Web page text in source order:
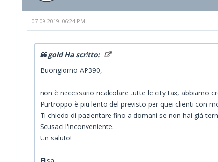
07-09-2019, 06:24 PM
gold Ha scritto:
Buongiorno AP390,
non è necessario ricalcolare tutte le city tax, abbiamo
Purtroppo è più lento del previsto per quei clienti con
Ti chiedo di pazientare fino a domani se non hai già
Scusaci l'inconveniente.
Un saluto!